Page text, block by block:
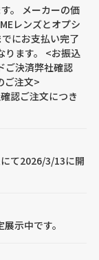
。 メーカーの価
レンズとオプシ
にお支払い完了
ります。 <お振込
ご決済弊社確認
ご注文>
認ご注文につき
て2026/3/13に開
示中です。